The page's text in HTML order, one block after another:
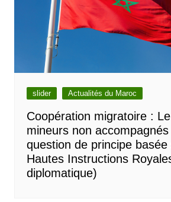
slider Actualités du Maroc
Coopération migratoire :
mineurs non
question de principe basée
Hautes Instructions
diplomatique)